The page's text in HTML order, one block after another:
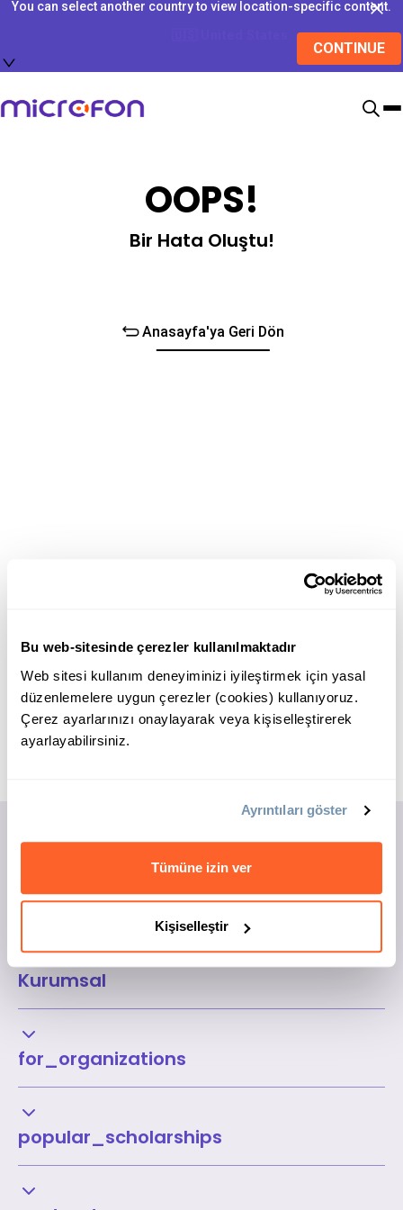
Bu web-sitesinde çerezler kullanılmaktadır
Web sitesi kullanım deneyiminizi iyileştirmek için yasal
düzenlemelere uygun çerezler (cookies) kullanıyoruz.
Çerez ayarlarınızı onaylayarak veya kişiselleştirerek
ayarlayabilirsiniz.
Ayrıntıları göster
Tümüne izin ver
Kişiselleştir
You can select another country to view location-specific content.
CONTINUE
OOPS!
Bir Hata Oluştu!
Anasayfa'ya Geri Dön
Kurumsal
for_organizations
popular_scholarships